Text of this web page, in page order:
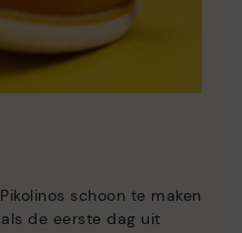
schoon te maken
de eerste dag uit